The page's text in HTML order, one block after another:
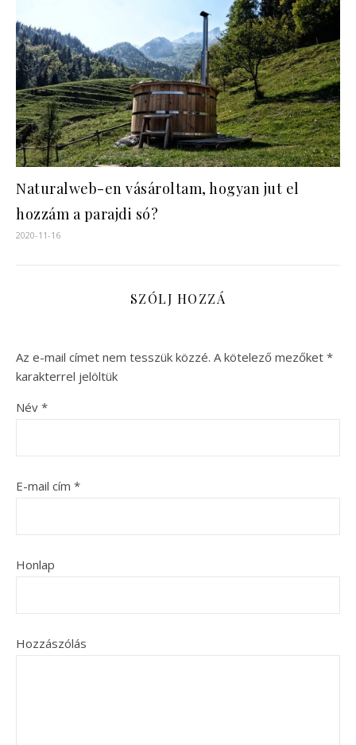
Naturalweb-en vásároltam, hogyan jut el
hozzám a parajdi só?
2020-11-16
SZÓLJ HOZZÁ
Az e-mail címet nem tesszük közzé. A kötelező mezőket *
karakterrel jelöltük
Név *
E-mail cím *
Honlap
Hozzászólás